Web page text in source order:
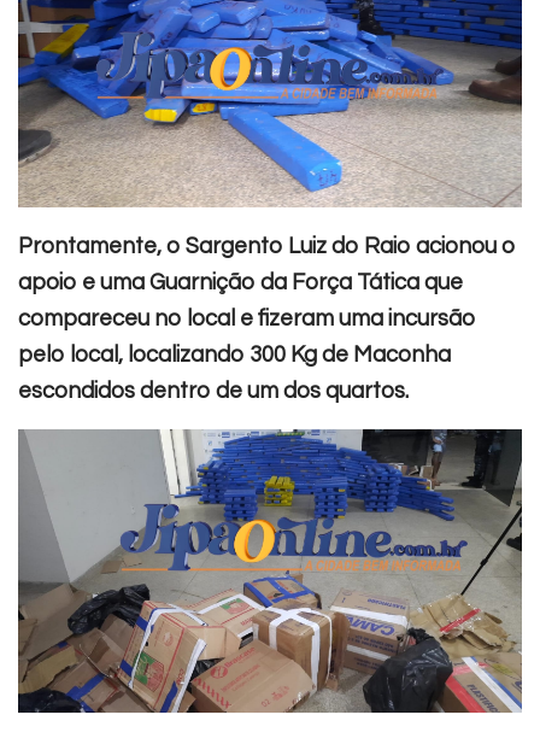
Prontamente, o Sargento Luiz do Raio acionou o
apoio e uma Guarnição da Força Tática que
compareceu no local e fizeram uma incursão
pelo local, localizando 300 Kg de Maconha
escondidos dentro de um dos quartos.